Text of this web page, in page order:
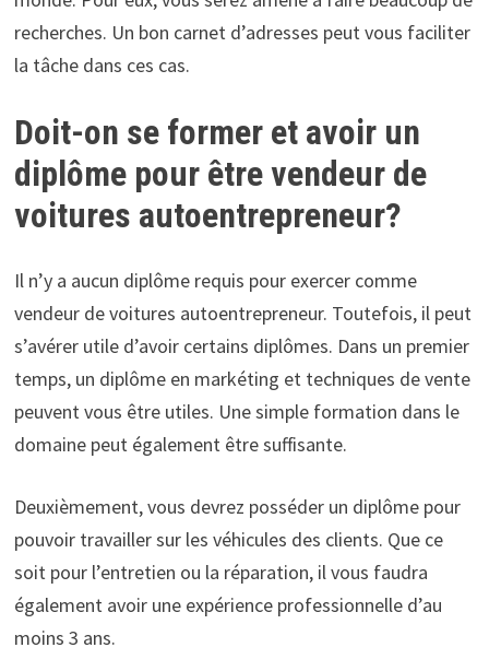
recherches. Un bon carnet d’adresses peut vous faciliter
la tâche dans ces cas.
Doit-on se former et avoir un
diplôme pour être vendeur de
voitures autoentrepreneur?
Il n’y a aucun diplôme requis pour exercer comme
vendeur de voitures autoentrepreneur. Toutefois, il peut
s’avérer utile d’avoir certains diplômes. Dans un premier
temps, un diplôme en markéting et techniques de vente
peuvent vous être utiles. Une simple formation dans le
domaine peut également être suffisante.
Deuxièmement, vous devrez posséder un diplôme pour
pouvoir travailler sur les véhicules des clients. Que ce
soit pour l’entretien ou la réparation, il vous faudra
également avoir une expérience professionnelle d’au
moins 3 ans.